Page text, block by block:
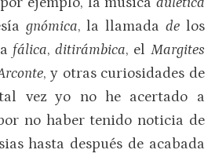
gnómica, la llamada delos
fálica,ditirámbica, el Margites
, y otras curiosidades de
vez yo no he acertado a
no haber tenido noticia de
hasta después de acabada